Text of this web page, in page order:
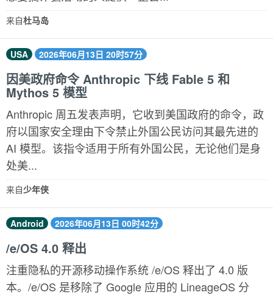
来自杜马岛
USA 2026年06月13日 20时57分
因美政府命令 Anthropic 下线 Fable 5 和
Mythos 5 模型
Anthropic 周五发表声明，它收到美国政府的命令，政
府以国家安全理由下令禁止外国公民访问其最先进的
AI 模型。该指令适用于所有外国公民，无论他们是身
处美...
来自少年侠
Android 2026年06月13日 00时42分
/e/OS 4.0 释出
注重隐私的开源移动操作系统 /e/OS 释出了 4.0 版
本。/e/OS 是移除了 Google 应用的 LineageOS 分